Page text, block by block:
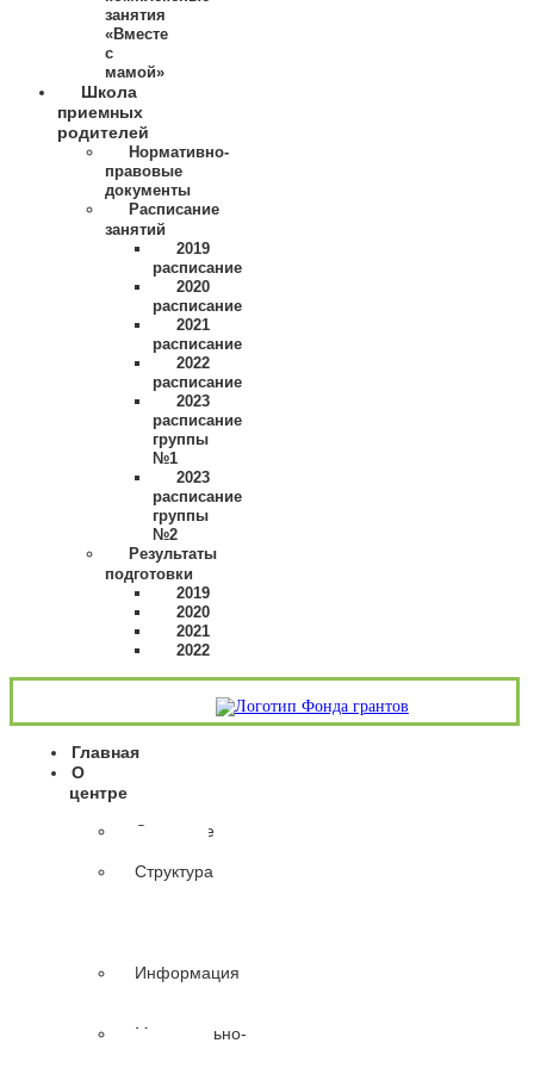
занятия
«Вместе
с
мамой»
Школа
приемных
родителей
Нормативно-
правовые
документы
Расписание
занятий
2019
расписание
2020
расписание
2021
расписание
2022
расписание
2023
расписание
группы
№1
2023
расписание
группы
№2
Результаты
подготовки
2019
2020
2021
2022
Главная
О
центре
Основные
Структура
Информация
Материально-